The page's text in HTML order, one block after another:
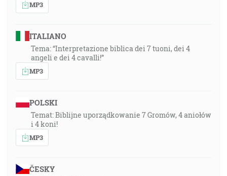
MP3
ITALIANO
Tema: “Interpretazione biblica dei 7 tuoni, dei 4
angeli e dei 4 cavalli!”
MP3
POLSKI
Temat: Biblijne uporządkowanie 7 Gromów, 4 aniołów
i 4 koni!
MP3
ČESKY